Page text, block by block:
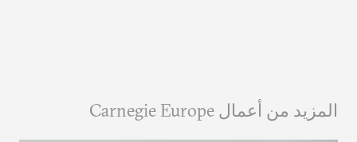
المزيد من أعمال Carnegie Europe